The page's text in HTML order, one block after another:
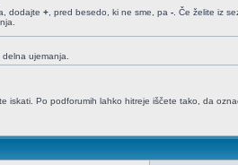
dodajte + , pred besedo, ki ne sme, pa - . Če želite iz
ujemanja.
iskati. Po podforumih lahko hitreje iščete tako, da